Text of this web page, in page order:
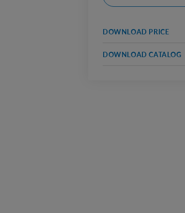
DOWNLOAD PRICE
DOWNLOAD CATALOG